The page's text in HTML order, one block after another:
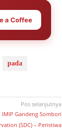
a Coffee
pada
Pos selanjutnya
Gandeng Sombori
(SDC) – Peristiwa